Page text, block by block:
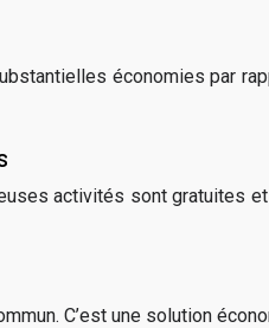
économies par
activités sont gratuites
C’est une solution